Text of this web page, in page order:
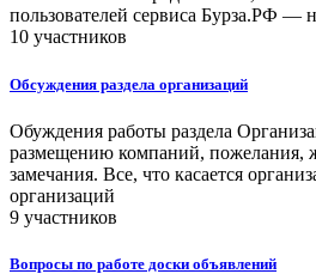
пользователей сервиса Бурза.РФ —
10 участников
Обсуждения раздела организаций
Обуждения работы раздела
размещению компаний, пожелания,
замечания. Все, что касается
организаций
9 участников
Вопросы по работе доски объявлений